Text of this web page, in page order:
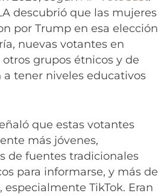
descubrió que las mujeres
por Trump en esa elección
nuevas votantes en
grupos étnicos y de
tener niveles educativos
que estas votantes
más jóvenes,
de fuentes tradicionales
para informarse, y más de
especialmente TikTok. Eran